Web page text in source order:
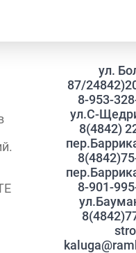
ул.
87/
8-953-
ул.С-
8(4842)
8-901-